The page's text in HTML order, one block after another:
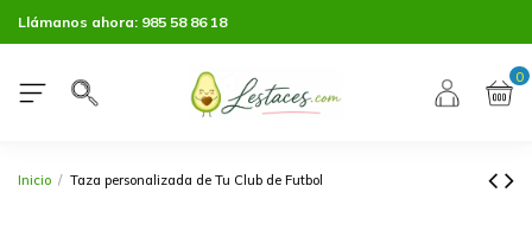
Llámanos ahora: 985 58 86 18
0
Inicio Taza personalizada de Tu Club de Futbol